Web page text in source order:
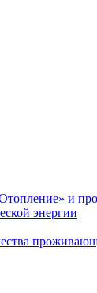
и
энергии